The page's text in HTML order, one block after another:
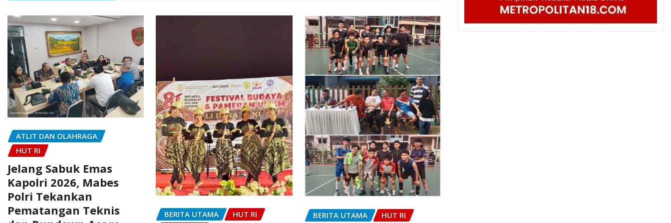
ATLIT DAN OLAHRAGA
HUT RI
Jelang Sabuk Emas
Kapolri 2026, Mabes
Polri Tekankan
Pematangan Teknis
BERITA UTAMA HUT RI BERITA UTAMA HUT RI